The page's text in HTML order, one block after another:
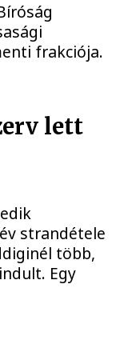
frakciója.
lett
strandétele
több,
Egy